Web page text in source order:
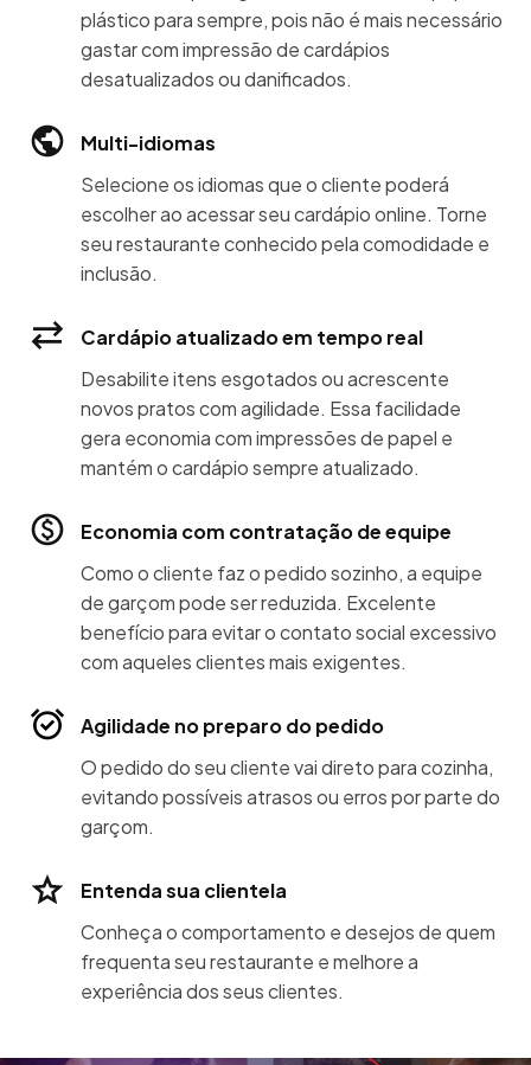
plástico para sempre, pois não é mais necessário
gastar com impressão de cardápios
desatualizados ou danificados.
Multi-idiomas
Selecione os idiomas que o cliente poderá
escolher ao acessar seu cardápio online. Torne
seu restaurante conhecido pela comodidade e
inclusão.
Cardápio atualizado em tempo real
Desabilite itens esgotados ou acrescente
novos pratos com agilidade. Essa facilidade
gera economia com impressões de papel e
mantém o cardápio sempre atualizado.
Economia com contratação de equipe
Como o cliente faz o pedido sozinho, a equipe
de garçom pode ser reduzida. Excelente
benefício para evitar o contato social excessivo
com aqueles clientes mais exigentes.
Agilidade no preparo do pedido
O pedido do seu cliente vai direto para cozinha,
evitando possíveis atrasos ou erros por parte do
garçom.
Entenda sua clientela
Conheça o comportamento e desejos de quem
frequenta seu restaurante e melhore a
experiência dos seus clientes.